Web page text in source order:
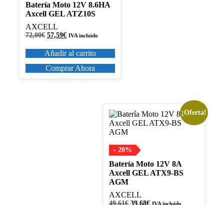
Batería Moto 12V 8.6HA
Axcell GEL ATZ10S
AXCELL
72,00€ El
original
era:
72,00€.
57,59€El
actual
es:
57,59€.
IVA incluido
Añadir al carrito
Comprar Ahora
¡Oferta!
- 20%
Batería Moto 12V 8A
Axcell GEL ATX9-BS
AGM
AXCELL
49,61€ El
39,68€ElIVA incluido